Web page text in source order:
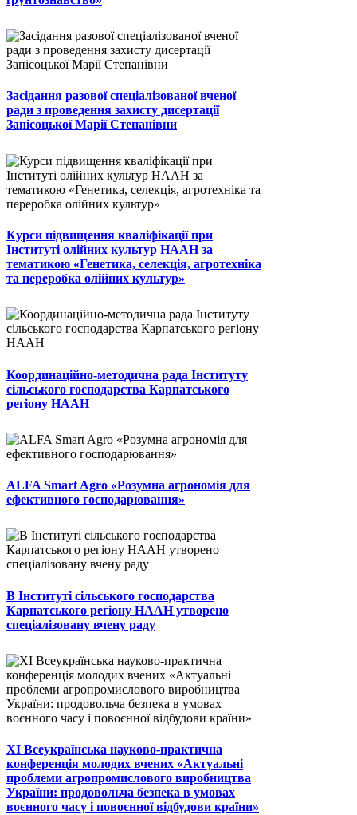
Засідання разової спеціалізованої вченої
ради з проведення захисту дисертації
Запісоцької Марії Степанівни
Курси підвищення кваліфікації при
Інституті олійних культур НААН за
тематикою «Генетика, селекція, агротехніка
та переробка олійних культур»
Координаційно-методична рада Інституту
сільського господарства Карпатського
регіону НААН
ALFA Smart Agro «Розумна агрономія для
ефективного господарювання»
В Інституті сільського господарства
Карпатського регіону НААН утворено
спеціалізовану вчену раду
ХІ Всеукраїнська науково-практична
конференція молодих вчених «Актуальні
проблеми агропромислового виробництва
України: продовольча безпека в умовах
воєнного часу і повоєнної відбудови країни»